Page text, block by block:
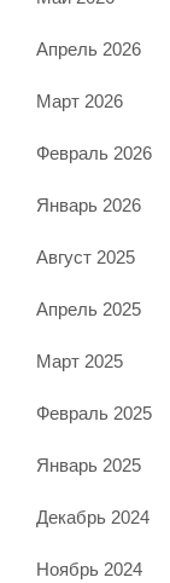
Апрель 2026
Март 2026
Февраль 2026
Январь 2026
Август 2025
Апрель 2025
Март 2025
Февраль 2025
Январь 2025
Декабрь 2024
Ноябрь 2024